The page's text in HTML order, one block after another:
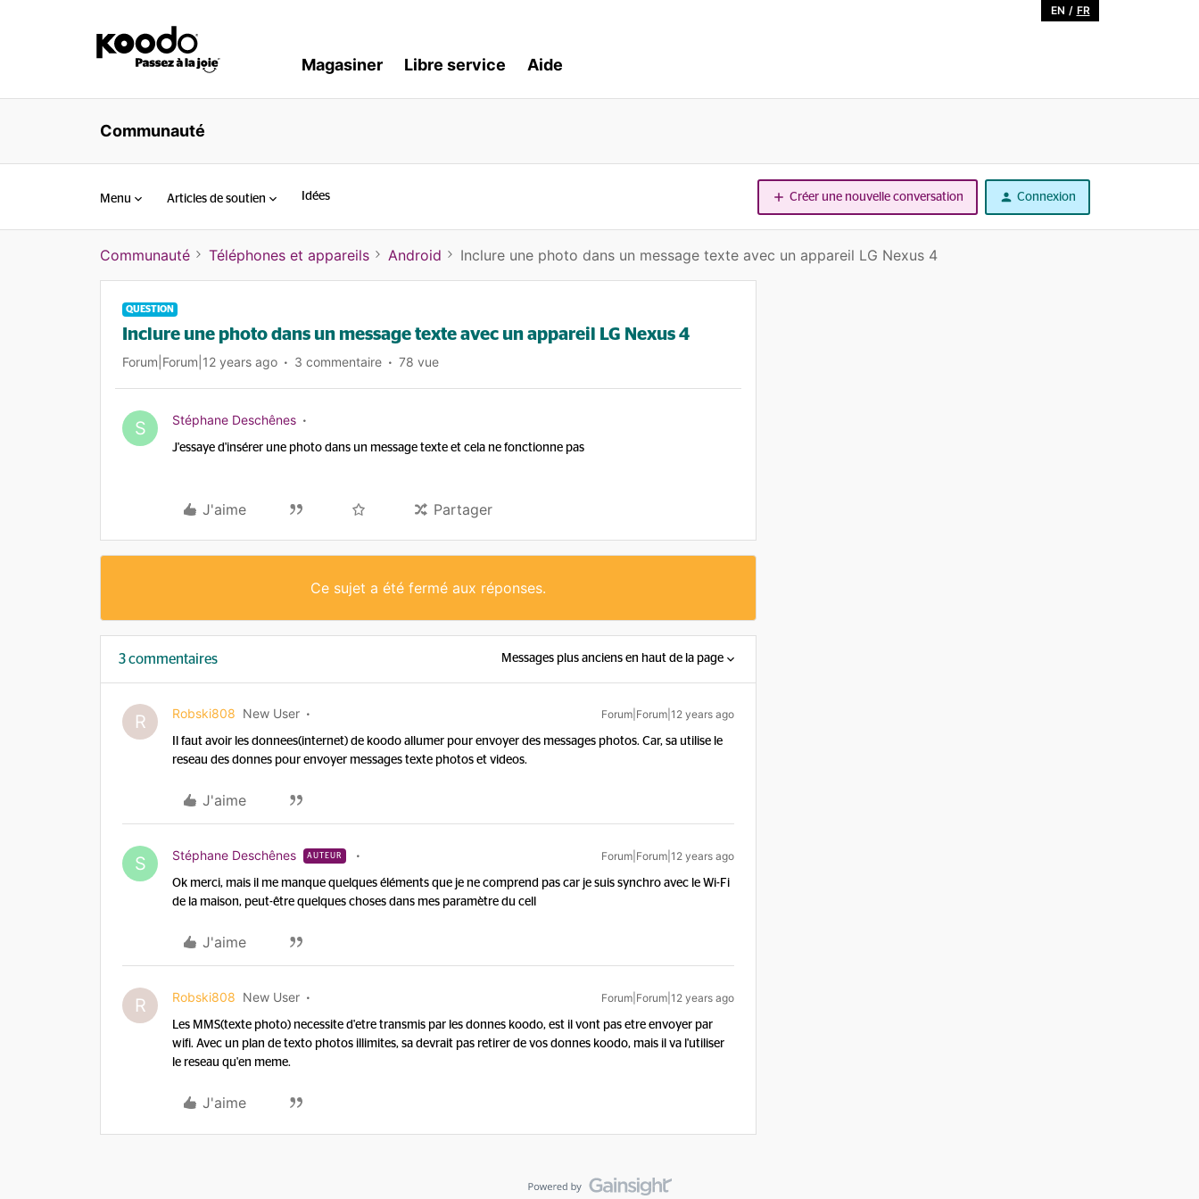
EN / FR
Magasiner Libre service Aide
Communauté
Menu Articles de soutien Idées Créer une nouvelle conversation Connexion
Communauté Téléphones et appareils Android Inclure une photo dans un message texte avec un appareil LG Nexus 4
QUESTION
Inclure une photo dans un message texte avec un appareil LG Nexus 4
Forum|Forum|12 years ago 3 commentaire 78 vue
S Stéphane Deschênes
J'essaye d'insérer une photo dans un message texte et cela ne fonctionne pas
J'aime Partager
Ce sujet a été fermé aux réponses.
3 commentaires Messages plus anciens en haut de la page
R Robski808 New User Forum|Forum|12 years ago
Il faut avoir les donnees(internet) de koodo allumer pour envoyer des messages photos. Car, sa utilise le
reseau des donnes pour envoyer messages texte photos et videos.
J'aime
S Stéphane Deschênes AUTEUR Forum|Forum|12 years ago
Ok merci, mais il me manque quelques éléments que je ne comprend pas car je suis synchro avec le Wi-Fi
de la maison, peut-être quelques choses dans mes paramètre du cell
J'aime
R Robski808 New User Forum|Forum|12 years ago
Les MMS(texte photo) necessite d'etre transmis par les donnes koodo, est il vont pas etre envoyer par
wifi. Avec un plan de texto photos illimites, sa devrait pas retirer de vos donnes koodo, mais il va l'utiliser
le reseau qu'en meme.
J'aime